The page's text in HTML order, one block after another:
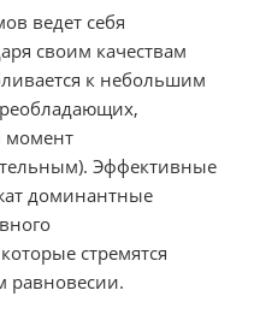
ведет себя
своим качествам
к небольшим
момент
Эффективные
доминантные
стремятся
равновесии.